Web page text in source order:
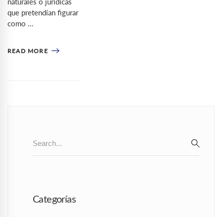
que pretendían figurar
como …
READ MORE
for:
Categorías